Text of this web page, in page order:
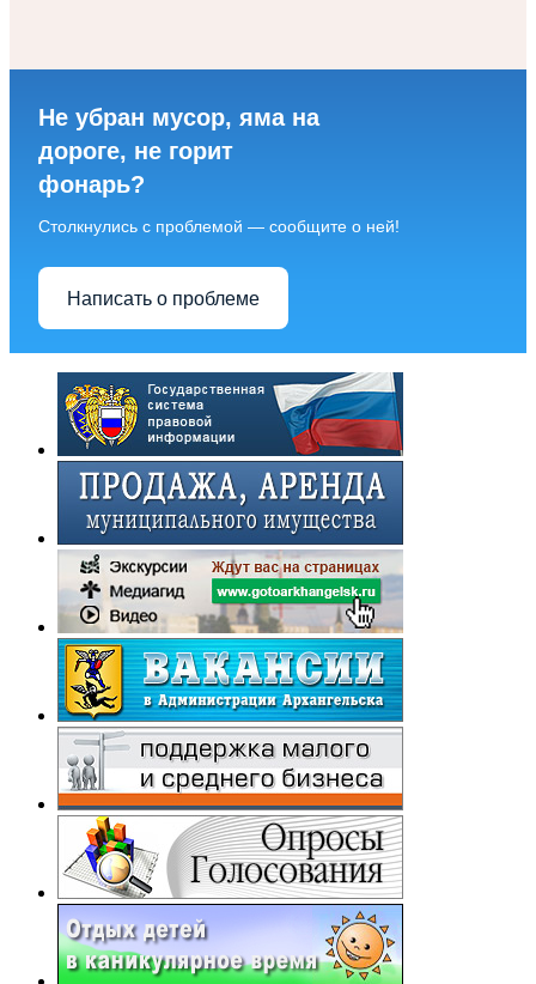
Не убран мусор, яма на
дороге, не горит
фонарь?
Столкнулись с проблемой — сообщите о ней!
Написать о проблеме